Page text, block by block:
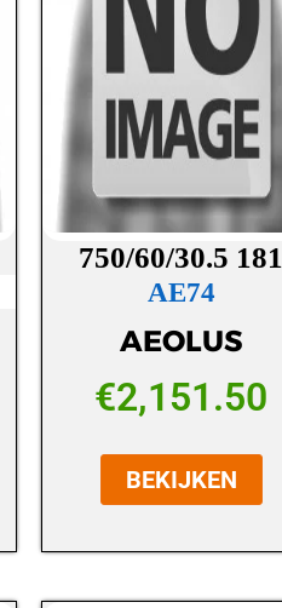
750/60/30.5 181
AE74
AEOLUS
€2,151.50
BEKIJKEN